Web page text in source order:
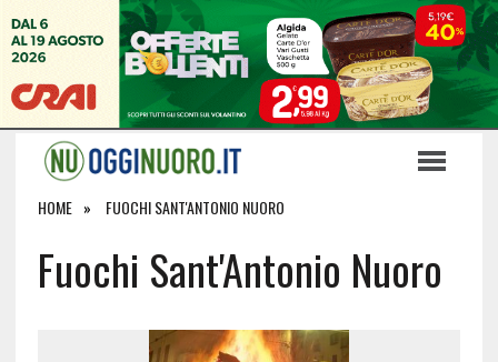
HOME FUOCHI SANT'ANTONIO NUORO
Fuochi Sant'Antonio Nuoro